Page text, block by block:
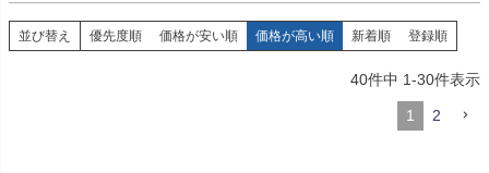
並び替え 優先度順 価格が安い順 価格が高い順 新着順 登録順
40件中 1-30件表示
1 2